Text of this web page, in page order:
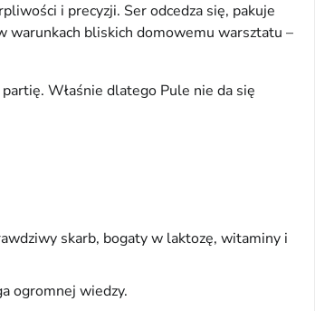
i precyzji. Ser odcedza się, pakuje
warunkach bliskich domowemu warsztatu –
partię. Właśnie dlatego Pule nie da się
skarb, bogaty w laktozę, witaminy i
ogromnej wiedzy.